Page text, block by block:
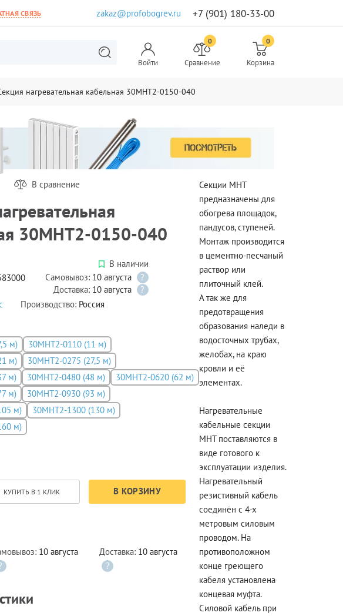
СВЯЗЬ zakaz@profobogrev.ru +7 (901) 180-33-00
Войти
0
Сравнение
0
Корзина
нагревательная кабельная 30МНТ2-0150-040
В сравнение
30МНТ2-0150-040
В наличии
Самовывоз: 10 августа
?
Доставка: 10 августа
?
Производство: Россия
м)
30МНТ2-0110 (11 м)
м)
30МНТ2-0275 (27,5 м)
м)
30МНТ2-0480 (48 м)
30МНТ2-0620 (62 м)
м)
30МНТ2-0930 (93 м)
м)
30МНТ2-1300 (130 м)
м)
КУПИТЬ В 1 КЛИК В КОРЗИНУ
10 августа
Доставка: 10 августа
?
Секции МНТ
предназначены для
обогрева площадок,
пандусов, ступеней.
Монтаж производится
в цементно-песчаный
раствор или
плиточный клей.
А так же для
предотвращения
образования наледи в
водосточных трубах,
желобах, на краю
кровли и её
элементах.
Нагревательные
кабельные секции
МНТ поставляются в
виде готового к
эксплуатации изделия.
Нагревательный
резистивный кабель
соединён с 4-х
метровым силовым
проводом. На
противоположном
конце греющего
кабеля установлена
концевая муфта.
Силовой кабель при